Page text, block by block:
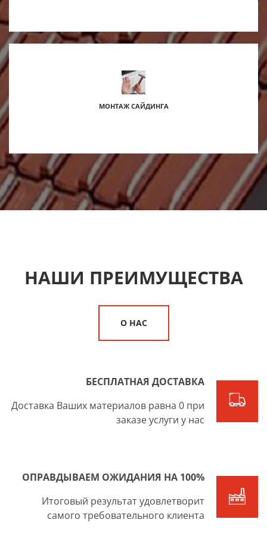
МОНТАЖ САЙДИНГА
НАШИ ПРЕИМУЩЕСТВА
О НАС
БЕСПЛАТНАЯ ДОСТАВКА
Доставка Ваших материалов равна 0 при
заказе услуги у нас
ОПРАВДЫВАЕМ ОЖИДАНИЯ НА 100%
Итоговый результат удовлетворит
самого требовательного клиента